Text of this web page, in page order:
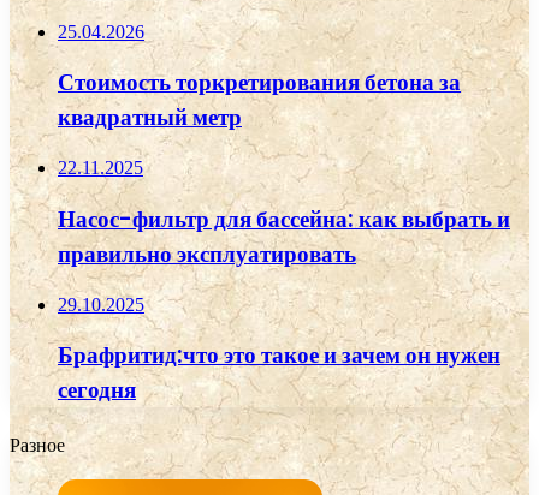
25.04.2026
Стоимость торкретирования бетона за
квадратный метр
22.11.2025
Насос-фильтр для бассейна: как выбрать и
правильно эксплуатировать
29.10.2025
Брафритид:что это такое и зачем он нужен
сегодня
Разное